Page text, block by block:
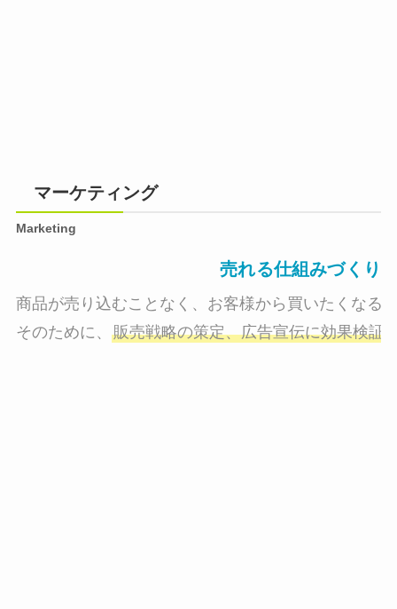
マーケティング
Marketing
売れる仕組みづくり
商品が売り込むことなく、お客様から買いたくなる
そのために、 販売戦略の策定、広告宣伝に効果検証